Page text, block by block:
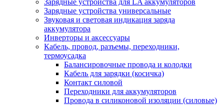
Зарядные устройства для LA аккумуляторов
Зарядные устройства универсальные
Звуковая и световая индикация заряда
аккумулятора
Инверторы и аксессуары
Кабель, провод, разъемы, переходники,
термоусадка
Балансировочные провода и колодки
Кабель для зарядки (косичка)
Контакт силовой
Переходники для аккумуляторов
Провода в силиконовой изоляции (силовые)